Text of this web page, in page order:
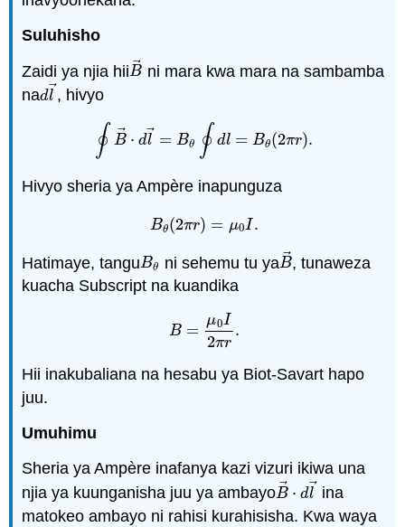
Suluhisho
Zaidi ya njia hiiB⃗
B→ni mara kwa mara na sambamba
nadl
dl→
, hivyo
∮ B⃗ ⋅ dl = Bθ ∮ dl = Bθ(2πr).
∮B →⋅d l→=B θ∮ dl=B θ(2πr).
Hivyo sheria ya Ampère inapunguza
Bθ(2πr) = μ0I.
Bθ(2πr )= μ0I.
Hatimaye, tanguBθ
Bθ ni sehemu tu yaB⃗
B→
, tunaweza
kuacha Subscript na kuandika
B =
μ0I
2πr
.
B=μ 0I2πr.
Hii inakubaliana na hesabu ya Biot-Savart hapo
juu.
Umuhimu
Sheria ya Ampère inafanya kazi vizuri ikiwa una
njia ya kuunganisha juu ya ambayoB⃗ ⋅ dl
B→⋅d →
ina
matokeo ambayo ni rahisi kurahisisha. Kwa waya